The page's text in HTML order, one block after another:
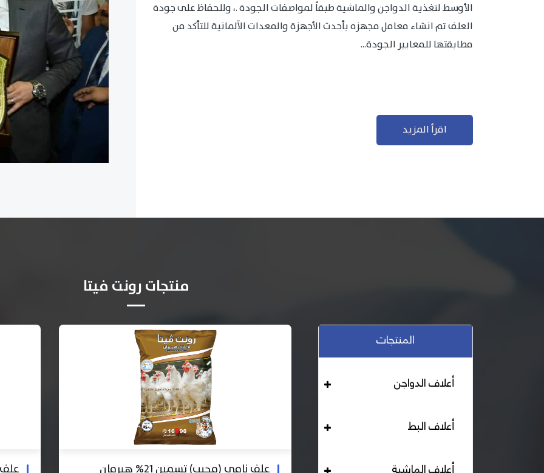
الأوسط لتغذية الدواجن والماشية طبقاً لمواصفات الجودة .، وللحفاظ على جودة
العلف تم انشاء معامل مجهزه بأحدث الأجهزة والمعدات الآلمانية للتأكد من
مطابقتها للمعايير الجودة...
اقرأ المزيد
منتجات رونت فيتا
المنتجات
أعلاف الدواجن
أعلاف البط
علف علف بادي نامي تسمين 19% هيرمان علف دواجن بياض محبب 16% هيرمان